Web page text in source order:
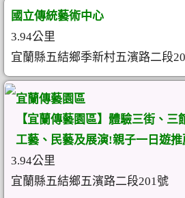
國立傳統藝術中心
3.94公里
宜蘭縣五結鄉季新村五濱路二段
宜蘭傳藝園區
【宜蘭傳藝園區】體驗三街、
工藝、民藝及展演!親子一日遊推
3.94公里
宜蘭縣五結鄉五濱路二段201號